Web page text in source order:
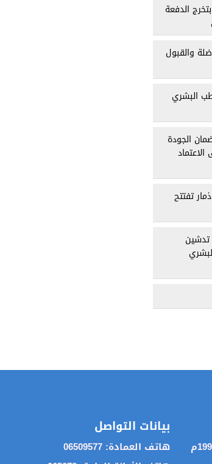
الدفعة
والقبول
البشري
الجودة
تفتتح
2020م حفل تدشين
تأسست كلية الطب في العام 1998م
بيانات التواصل
هاتف العمادة: 06509577